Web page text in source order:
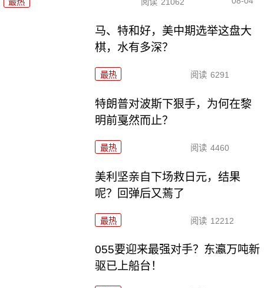
马、特和好，美中期选举这盘大
棋，水有多深？
最热 阅读 6291
特朗普对波斯下狠手，为何在黎
明前戛然而止？
最热 阅读 4460
美利坚亲自下场救日元，结果
呢？回弹后又蔫了
最热 阅读 12212
055要迎来最强对手？东瀛万吨新
驱已上船台！